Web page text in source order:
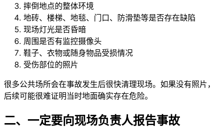
摔倒地点的整体环境
地砖、楼梯、地毯、门口、防滑垫等是否存在缺陷
现场灯光是否昏暗
周围是否有监控摄像头
鞋子、衣物或随身物品受损情况
受伤部位的照片
很多公共场所会在事故发生后很快清理现场。如果没有照片，
后续可能很难证明当时地面确实存在危险。
二、一定要向现场负责人报告事故